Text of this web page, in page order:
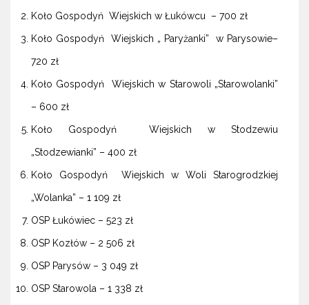
Koło Gospodyń Wiejskich w Łukówcu – 700 zł
Koło Gospodyń Wiejskich „ Paryżanki” w Parysowie–
720 zł
Koło Gospodyń Wiejskich w Starowoli „Starowolanki”
– 600 zł
Koło Gospodyń Wiejskich w Stodzewiu
„Stodzewianki” – 400 zł
Koło Gospodyń Wiejskich w Woli Starogrodzkiej
„Wolanka” – 1 109 zł
OSP Łukówiec – 523 zł
OSP Kozłów – 2 506 zł
OSP Parysów – 3 049 zł
OSP Starowola – 1 338 zł